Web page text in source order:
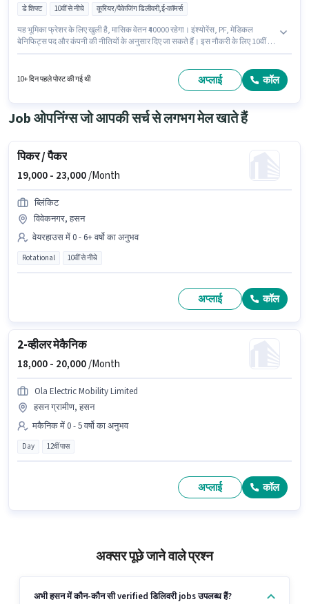
डे शिफ्ट 10वीं से नीचे कूरियर/पैकेजिंग डिलीवरी,ई-कॉमर्स
यह भूमिका फ्रेशर के लिए खुली है, मासिक वेतन ₹40000 रहेगा। इंश्योरेंस, PF, मेडिकल
बेनिफिट्स पद और कंपनी की नीतियों के अनुसार दिए जा सकते हैं। इस नौकरी के लिए 10वीं से
के पास टू-व्हीलर ड्राइविंग जैसी स्किल्स होनी चाहिए।
10+ दिन पहले पोस्ट की गई थी अप्लाई कॉल
Job ओपनिंग्स जो आपकी सर्च से लगभग मेल खाते हैं
पिकर / पैकर
19,000 - 23,000/Month
ब्लिंकिट
विवेकनगर, हसन
वेयरहाउस में 0 - 6+ वर्षो का अनुभव
Rotational 10वीं से नीचे
अप्लाई कॉल
2-व्हीलर मेकैनिक
18,000 - 20,000/Month
Ola Electric Mobility Limited
हसन ग्रामीण, हसन
मकैनिक में 0 - 5 वर्षो का अनुभव
Day 12वीं पास
अप्लाई कॉल
अक्सर पूछे जाने वाले प्रश्न
अभी हसन में कौन-कौन सी verified डिलिवरी jobs उपलब्ध हैं?